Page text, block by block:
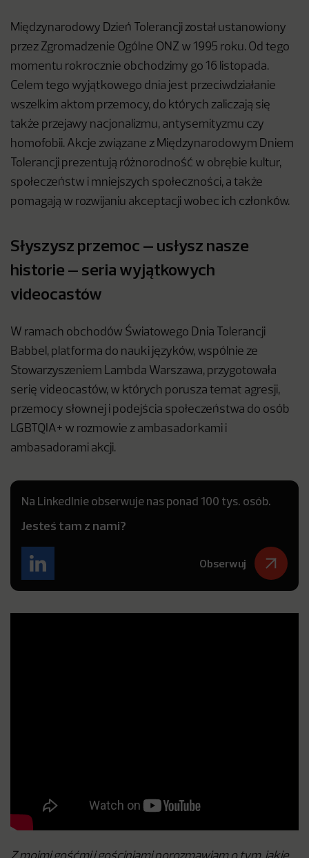
Międzynarodowy Dzień Tolerancji został ustanowiony
przez Zgromadzenie Ogólne ONZ w 1995 roku. Od tego
momentu rokrocznie obchodzimy go 16 listopada.
Celem tego wyjątkowego dnia jest przeciwdziałanie
wszelkim aktom przemocy, do których zaliczają się
także przejawy nacjonalizmu, antysemityzmu czy
homofobii. Akcje związane z Międzynarodowym Dniem
Tolerancji prezentują różnorodność w obrębie kultur,
społeczeństw i mniejszych społeczności, a także
pomagają w rozwijaniu akceptacji wobec ich członków.
Słyszysz przemoc – usłysz nasze
historie – seria wyjątkowych
videocastów
W ramach obchodów Światowego Dnia Tolerancji
Babbel, platforma do nauki języków, wspólnie ze
Stowarzyszeniem Lambda Warszawa, przygotowała
serię videocastów, w których porusza temat agresji,
przemocy słownej i podejścia społeczeństwa do osób
LGBTQIA+ w rozmowie z ambasadorkami i
ambasadorami akcji.
Na LinkedInie obserwuje nas ponad 100 tys. osób.
Jesteś tam z nami?
Obserwuj